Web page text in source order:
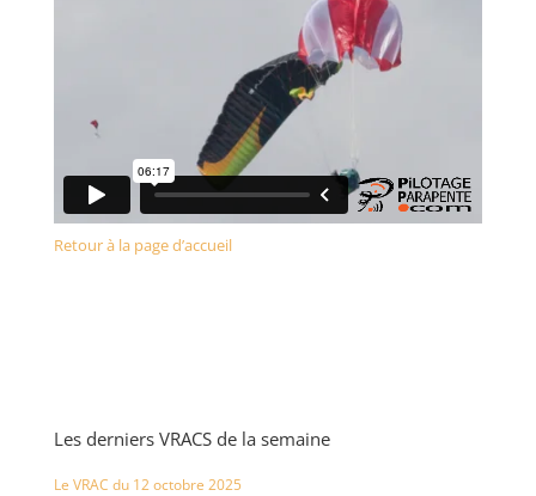
Retour à la page d’accueil
Les derniers VRACS de la semaine
Le VRAC du 12 octobre 2025